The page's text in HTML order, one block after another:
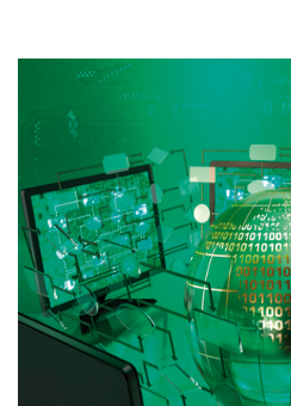
ECO-NOMY
INDUSTRIA VERDE
FOOD&TRAVEL
HEALTH&WELLNESS
GREEN TECH
GLOCAL